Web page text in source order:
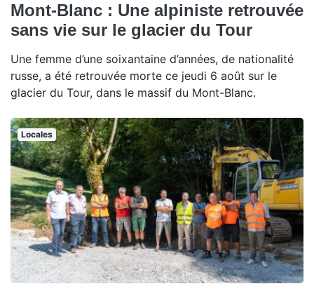
Mont-Blanc : Une alpiniste retrouvée
sans vie sur le glacier du Tour
Une femme d’une soixantaine d’années, de nationalité
russe, a été retrouvée morte ce jeudi 6 août sur le
glacier du Tour, dans le massif du Mont-Blanc.
Locales